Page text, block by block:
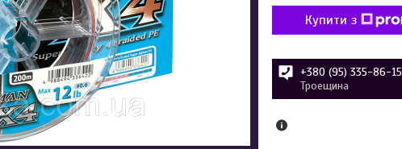
Купити з
+380 (95) 335-86-15
Троещина